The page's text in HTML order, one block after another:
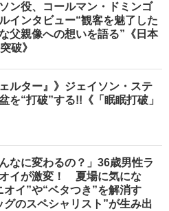
ン役、コールマン・ドミンゴ
インタビュー“観客を魅了した
父親像への想いを語る”《日本
破》
ルター』》ジェイソン・ステ
を“打破”する!!《「眠眠打破」
なに変わるの？」36歳男性ラ
イが激変！ 夏場に気にな
オイ”や“ベタつき”を解消す
グのスペシャリスト”が生み出